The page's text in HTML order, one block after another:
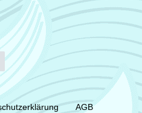
AGB